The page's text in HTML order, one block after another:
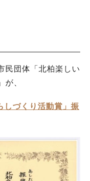
民団体「北柏楽しい
が、
しづくり活動賞」振